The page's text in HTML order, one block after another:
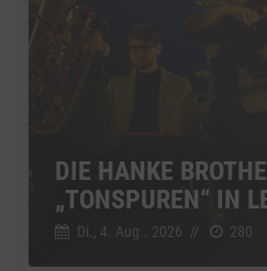
DIE HANKE
„TONSPUREN“ IN
Di., 4. Aug.. 2026 // 280